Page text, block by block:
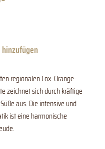
regionalen Cox-Orange-
zeichnet sich durch kräftige
aus. Die intensive und
ist eine harmonische